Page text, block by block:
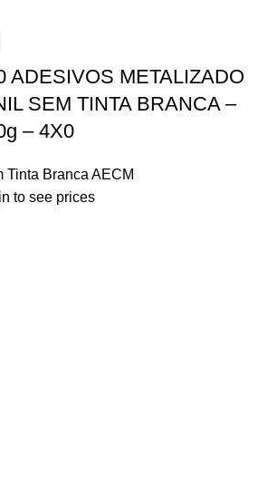
ADESIVOS METALIZADO
SEM TINTA BRANCA –
– 4X0
Tinta Branca AECM
to see prices